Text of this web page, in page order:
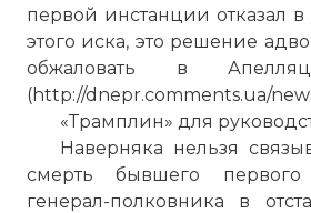
первой инстанции отказал
этого иска, это решение
обжаловать в
(http://dnepr.comments.ua/
«Трамплин» для
Наверняка нельзя
смерть бывшего
генерал-полковника в